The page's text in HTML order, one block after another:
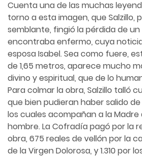
Cuenta una de las muchas
torno a esta imagen, que Salzillo,
semblante, fingió la pérdida de un
encontraba enfermo, cuya
esposa Isabel. Sea como fuere,
de 1,65 metros, aparece mucho
divino y espiritual, que de lo
Para colmar la obra, Salzillo talló
que bien pudieran haber salido de
los cuales acompañan a la Madre
hombre. La Cofradía pagó por la
obra, 675 reales de vellón por la
de la Virgen Dolorosa, y 1.310 por